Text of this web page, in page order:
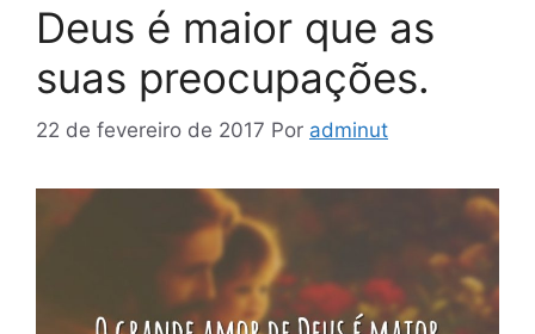
Deus é maior que as
suas preocupações.
22 de fevereiro de 2017 Por adminut